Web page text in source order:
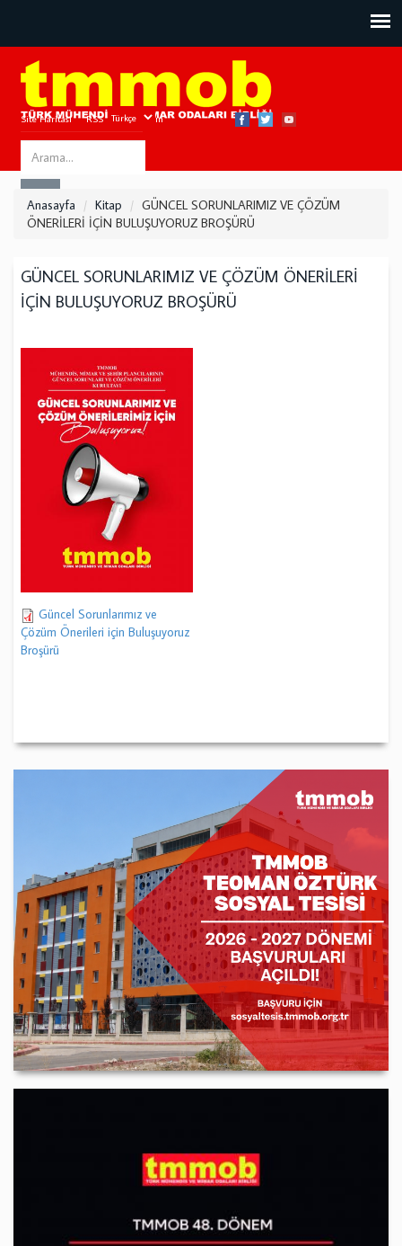
Site Haritası RSS Bize Ulaşın
Search
this
site
Anasayfa Kitap
GÜNCEL SORUNLARIMIZ VE ÇÖZÜM
ÖNERİLERİ İÇİN BULUŞUYORUZ BROŞÜRÜ
GÜNCEL SORUNLARIMIZ VE ÇÖZÜM ÖNERİLERİ
İÇİN BULUŞUYORUZ BROŞÜRÜ
Güncel Sorunlarımız ve
Çözüm Önerileri için Buluşuyoruz
Broşürü